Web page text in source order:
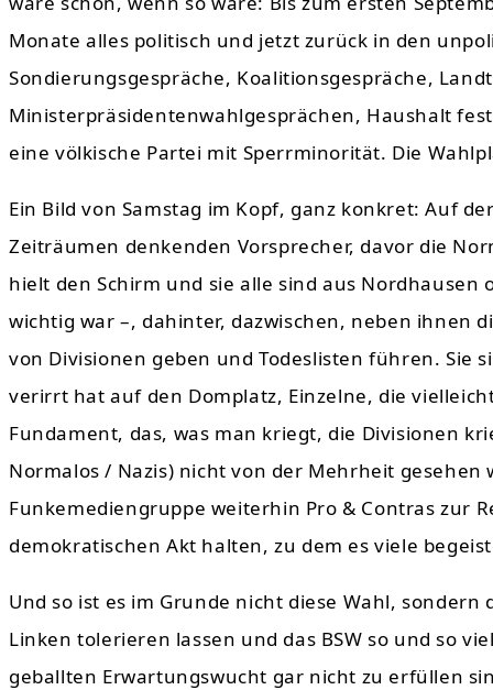
Monate alles politisch und jetzt zurück in den
Sondierungsgespräche, Koalitionsgespräche,
Ministerpräsidentenwahlgesprächen, Haushalt
eine völkische Partei mit Sperrminorität. Die
Ein Bild von Samstag im Kopf, ganz konkret: Auf
Zeiträumen denkenden Vorsprecher, davor die
hielt den Schirm und sie alle sind aus
wichtig war –, dahinter, dazwischen, neben ihnen
von Divisionen geben und Todeslisten führen. Sie
verirrt hat auf den Domplatz, Einzelne, die
Fundament, das, was man kriegt, die Divisionen
Normalos / Nazis) nicht von der Mehrheit
Funkemediengruppe weiterhin Pro & Contras zur
demokratischen Akt halten, zu dem es viele
Und so ist es im Grunde nicht diese Wahl,
Linken tolerieren lassen und das BSW so und so
geballten Erwartungswucht gar nicht zu erfüllen